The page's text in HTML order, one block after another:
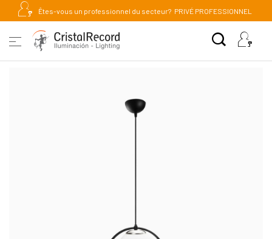
Êtes-vous un professionnel du secteur? PRIVÉ PROFESSIONNEL